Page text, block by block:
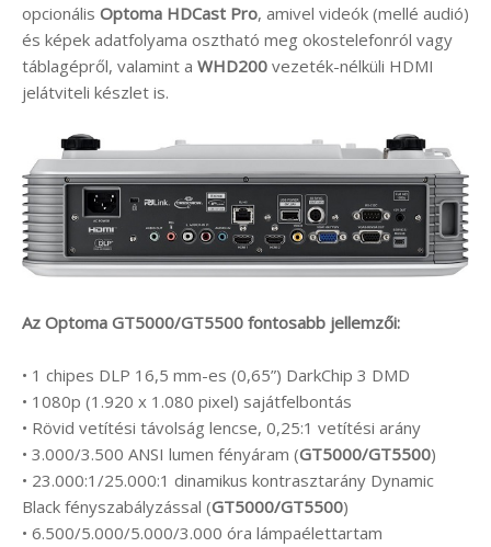
opcionális Optoma HDCast Pro, amivel videók (mellé audió)
és képek adatfolyama osztható meg okostelefonról vagy
táblagépről, valamint a WHD200 vezeték-nélküli HDMI
jelátviteli készlet is.
Az Optoma GT5000/GT5500 fontosabb jellemzői:
• 1 chipes DLP 16,5 mm-es (0,65”) DarkChip 3 DMD
• 1080p (1.920 x 1.080 pixel) sajátfelbontás
• Rövid vetítési távolság lencse, 0,25:1 vetítési arány
• 3.000/3.500 ANSI lumen fényáram (GT5000/GT5500)
• 23.000:1/25.000:1 dinamikus kontrasztarány Dynamic
Black fényszabályzással (GT5000/GT5500)
• 6.500/5.000/5.000/3.000 óra lámpaélettartam